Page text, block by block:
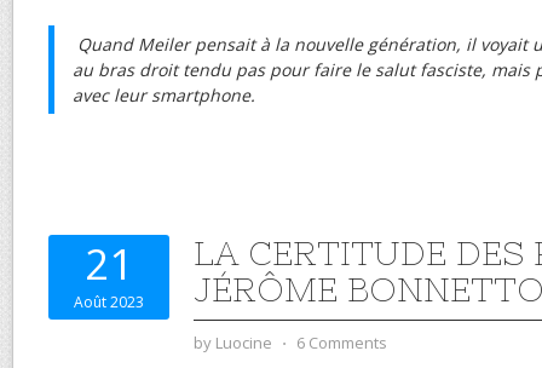
Quand Meiler pensait à la nouvelle génération, il voyait
au bras droit tendu pas pour faire le salut fasciste, mais
avec leur smartphone.
21
Août 2023
LA CERTITUDE DES
JÉRÔME
by Luocine ⋅ 6 Comments